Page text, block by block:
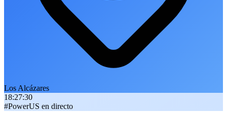
Los Alcázares
18:27:31
#PowerUS en directo